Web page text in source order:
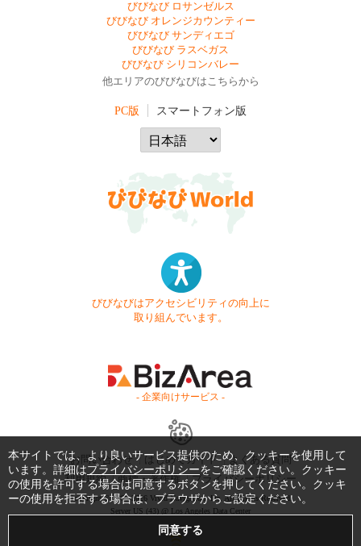
びびなび ロサンゼルス
びびなび オレンジカウンティー
びびなび サンディエゴ
びびなび ラスベガス
びびなび シリコンバレー
他エリアのびびなびはこちらから
PC版 スマートフォン版
びびなびはアクセシビリティの向上に
取り組んでいます。
- 企業向けサービス -
お問い合わせ はじめてガイド
よくある質問
利用規約
商標・著作権 プライバシーポリシー
Copyright © 1999-2026 Vivid Navigation, Inc. All Rights Reserved.
Server US (43) @ Los Angeles Data Center
本サイトでは、より良いサービス提供のため、クッキーを使用して
います。詳細はプライバシーポリシーをご確認ください。クッキー
の使用を許可する場合は同意するボタンを押してください。クッキ
ーの使用を拒否する場合は、ブラウザからご設定ください。